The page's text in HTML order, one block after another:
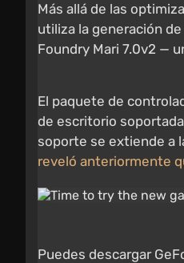
Más allá de las
utiliza la generación
Foundry Mari 7.0v2 —
El paquete de
de escritorio
soporte se extiende a
reveló anteriormente
Puedes descargar